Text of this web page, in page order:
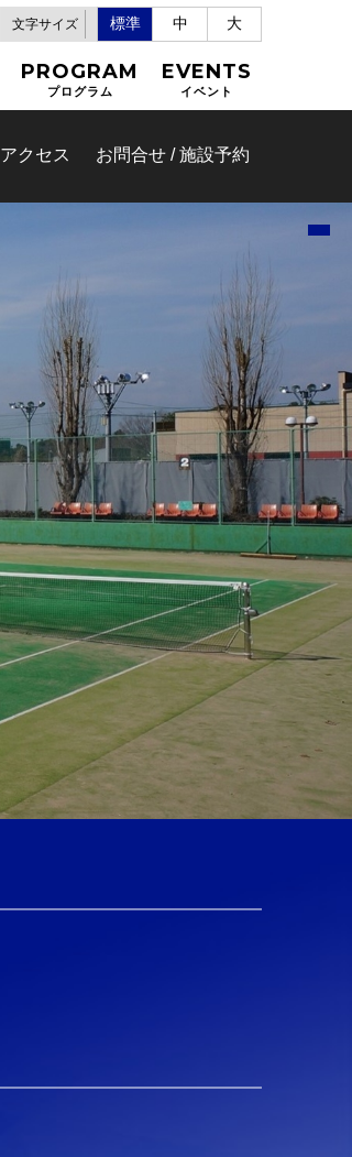
文字サイズ 標準 中 大
PROGRAM
プログラム
EVENTS
イベント
アクセス お問合せ / 施設予約